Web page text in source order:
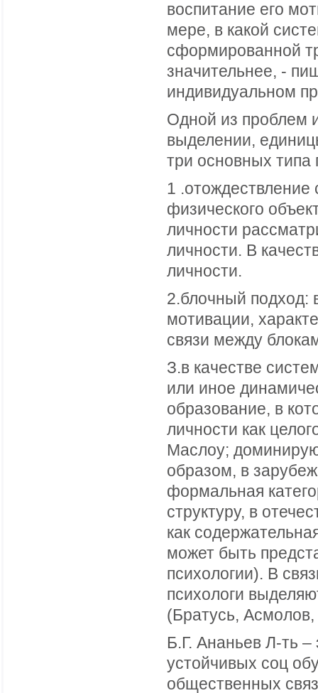
воспитание его
мере, в какой
сформированной
значительнее, -
индивидуальном
Одной из проблем
выделении,
три основных типа
1 .отождествление
физического
личности
личности. В
личности.
2.блочный подход:
мотивации,
связи между
З.в качестве
или иное
образование, в
личности как
Маслоу;
образом, в
формальная
структуру, в
как
может быть
психологии). В
психологи
(Братусь,
Б.Г. Ананьев Л-ть –
устойчивых соц
общественных